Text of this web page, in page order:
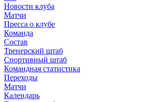
Новости клуба
Матчи
Пресса о клубе
Команда
Состав
Тренерский штаб
Спортивный штаб
Командная статистика
Переходы
Матчи
Календарь